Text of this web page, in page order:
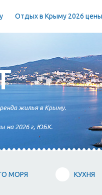
Отдых в Крыму 2026 цены
жилья в Крыму.
на 2026 г, ЮБК.
МОРЯ КУХНЯ